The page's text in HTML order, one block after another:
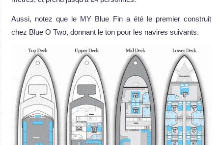
Aussi, notez que le MY Blue Fin a été le premier construit
chez Blue O Two, donnant le ton pour les navires suivants.